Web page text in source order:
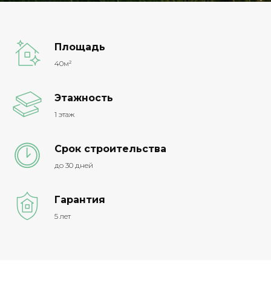
Площадь
40м²
Этажность
1 этаж
Срок строительства
до 30 дней
Гарантия
5 лет